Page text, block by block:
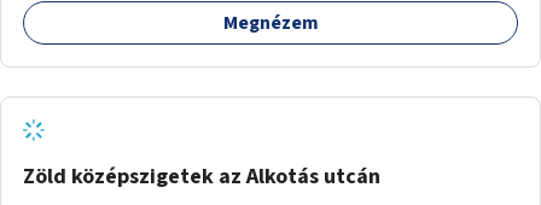
Megnézem
Zöld középszigetek az Alkotás utcán